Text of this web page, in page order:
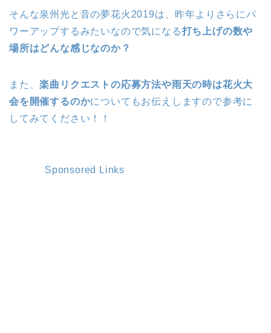
そんな泉州光と音の夢花火2019は、昨年よりさらにパ
ワーアップするみたいなので気になる打ち上げの数や
場所はどんな感じなのか？
また、楽曲リクエストの応募方法や雨天の時は花火大
会を開催するのかについてもお伝えしますので参考に
してみてください！！
Sponsored Links